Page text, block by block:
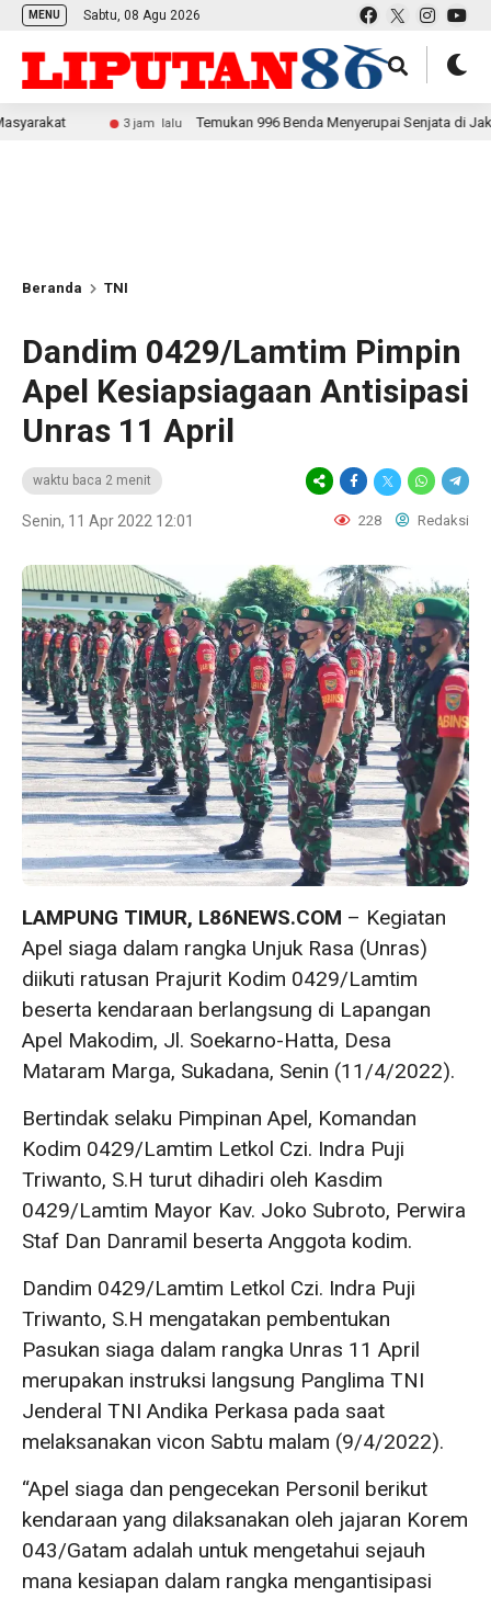
MENU Sabtu, 08 Agu 2026
3 jam lalu Temukan 996 Benda Menyerupai Senjata di Jaksel, Polda
Beranda TNI
Dandim 0429/Lamtim Pimpin
Apel Kesiapsiagaan Antisipasi
Unras 11 April
waktu baca 2 menit
Senin, 11 Apr 2022 12:01 228 Redaksi
LAMPUNG TIMUR, L86NEWS.COM – Kegiatan
Apel siaga dalam rangka Unjuk Rasa (Unras)
diikuti ratusan Prajurit Kodim 0429/Lamtim
beserta kendaraan berlangsung di Lapangan
Apel Makodim, Jl. Soekarno-Hatta, Desa
Mataram Marga, Sukadana, Senin (11/4/2022).
Bertindak selaku Pimpinan Apel, Komandan
Kodim 0429/Lamtim Letkol Czi. Indra Puji
Triwanto, S.H turut dihadiri oleh Kasdim
0429/Lamtim Mayor Kav. Joko Subroto, Perwira
Staf Dan Danramil beserta Anggota kodim.
Dandim 0429/Lamtim Letkol Czi. Indra Puji
Triwanto, S.H mengatakan pembentukan
Pasukan siaga dalam rangka Unras 11 April
merupakan instruksi langsung Panglima TNI
Jenderal TNI Andika Perkasa pada saat
melaksanakan vicon Sabtu malam (9/4/2022).
“Apel siaga dan pengecekan Personil berikut
kendaraan yang dilaksanakan oleh jajaran Korem
043/Gatam adalah untuk mengetahui sejauh
mana kesiapan dalam rangka mengantisipasi